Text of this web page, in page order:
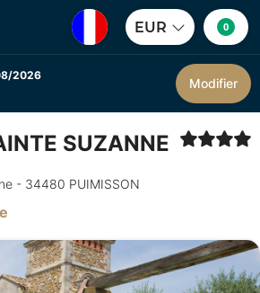
EUR 0
2026
Modifier
SUZANNE
- 34480 PUIMISSON